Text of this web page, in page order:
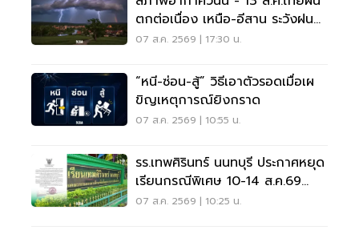
ตกต่อเนื่อง เหนือ-อีสาน ระวังฝน
ตกหนักมากบางแห่ง
07 ส.ค. 2569 | 17:30 น.
“หนี-ซ่อน-สู้” วิธีเอาตัวรอดเมื่อเผ
ขิญเหตุการณ์ยิงกราด
07 ส.ค. 2569 | 10:55 น.
รร.เทพศิรินทร์ นนทบุรี ประกาศหยุด
เรียนกรณีพิเศษ 10-14 ส.ค.69
หลังเหตุกราดยิง
07 ส.ค. 2569 | 10:25 น.